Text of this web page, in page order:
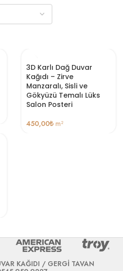
3D Karlı Dağ Duvar
Kağıdı – Zirve
Manzaralı, Sisli ve
Gökyüzü Temalı Lüks
Salon Posteri
450,00₺ m²
KAĞIDI / GERGİ TAVAN